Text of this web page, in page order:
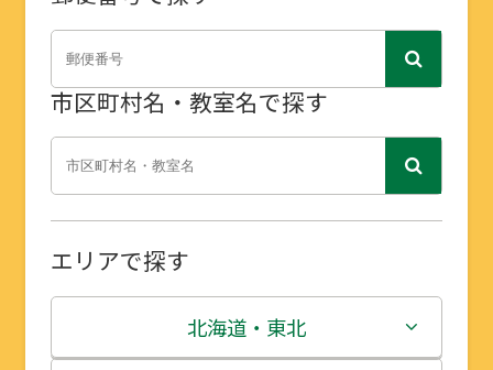
市区町村名・教室名で探す
エリアで探す
北海道・東北